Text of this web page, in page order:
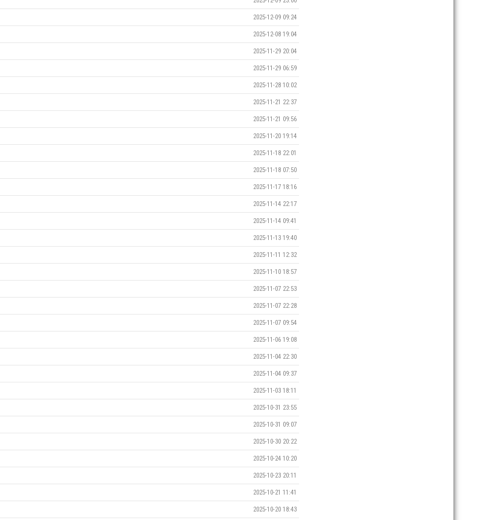
2025-12-09 09:24
2025-12-08 19:04
2025-11-29 20:04
2025-11-29 06:59
2025-11-28 10:02
2025-11-21 22:37
2025-11-21 09:56
2025-11-20 19:14
2025-11-18 22:01
2025-11-18 07:50
2025-11-17 18:16
2025-11-14 22:17
2025-11-14 09:41
2025-11-13 19:40
2025-11-11 12:32
2025-11-10 18:57
2025-11-07 22:53
2025-11-07 22:28
2025-11-07 09:54
2025-11-06 19:08
2025-11-04 22:30
2025-11-04 09:37
2025-11-03 18:11
2025-10-31 23:55
2025-10-31 09:07
2025-10-30 20:22
2025-10-24 10:20
2025-10-23 20:11
2025-10-21 11:41
2025-10-20 18:43